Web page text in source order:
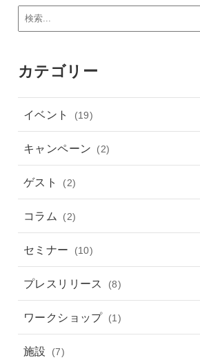
カテゴリー
イベント (19)
キャンペーン (2)
ゲスト (2)
コラム (2)
セミナー (10)
プレスリリース (8)
ワークショップ (1)
施設 (7)